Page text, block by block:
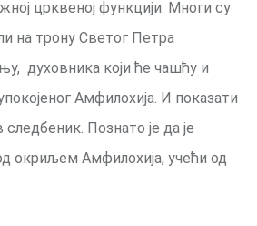
црквеној функцији. Многи су
на трону Светог Петра
духовника који ће чашћу и
Амфилохија. И показати
следбеник. Познато је да је
окриљем Амфилохија, учећи од